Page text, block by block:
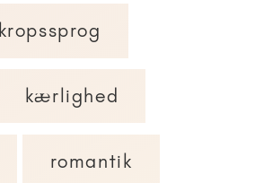
kropssprog
kærlighed
romantik